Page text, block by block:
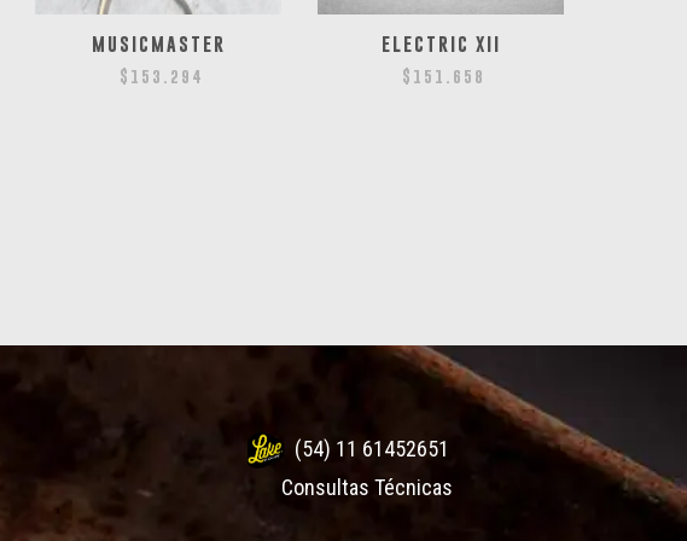
MUSICMASTER
$ 153.294
ELECTRIC XII
$ 151.658
(54) 11 61452651
Consultas Técnicas